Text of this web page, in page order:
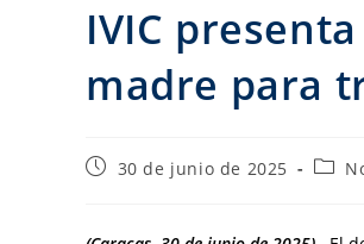
IVIC
madre para
30 de junio de 2025